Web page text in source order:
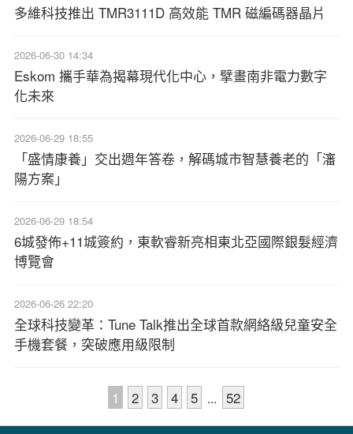
多維科技推出 TMR3111D 高效能 TMR 磁編碼器晶片
2026-06-30 14:34
Eskom 攜手華為揭幕現代化中心，擘畫南非電力數字
化未來
2026-06-29 18:55
「盛情康養」交出週年答卷，解碼城市智慧養老的「瀋
陽方案」
2026-06-29 18:54
6城發佈+11城簽約，東軟睿新亮相東北亞國際銀髮經濟
博覽會
2026-06-26 22:20
全球科技變革：Tune Talk推出全球首款網絡級兒童安全
手機套餐，突破應用級限制
1 2 3 4 5 ... 52